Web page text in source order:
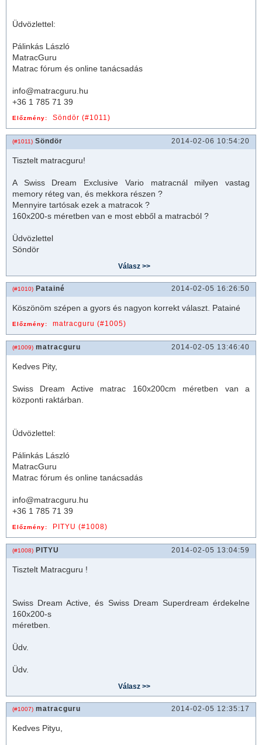
Üdvözlettel:
Pálinkás László
MatracGuru
Matrac fórum és online tanácsadás
info@matracguru.hu
+36 1 785 71 39
Előzmény: Söndör (#1011)
(#1011) Söndör 2014-02-06 10:54:20
Tisztelt matracguru!
A Swiss Dream Exclusive Vario matracnál milyen vastag
memory réteg van, és mekkora részen ?
Mennyire tartósak ezek a matracok ?
160x200-s méretben van e most ebből a matracból ?
Üdvözlettel
Söndör
(#1010) Patainé 2014-02-05 16:26:50
Köszönöm szépen a gyors és nagyon korrekt választ. Patainé
Előzmény: matracguru (#1005)
(#1009) matracguru 2014-02-05 13:46:40
Kedves Pity,
Swiss Dream Active matrac 160x200cm méretben van a
központi raktárban.
Üdvözlettel:
Pálinkás László
MatracGuru
Matrac fórum és online tanácsadás
info@matracguru.hu
+36 1 785 71 39
Előzmény: PITYU (#1008)
(#1008) PITYU 2014-02-05 13:04:59
Tisztelt Matracguru !
Swiss Dream Active, és Swiss Dream Superdream érdekelne
160x200-s
méretben.
Üdv.
Üdv.
(#1007) matracguru 2014-02-05 12:35:17
Kedves Pityu,